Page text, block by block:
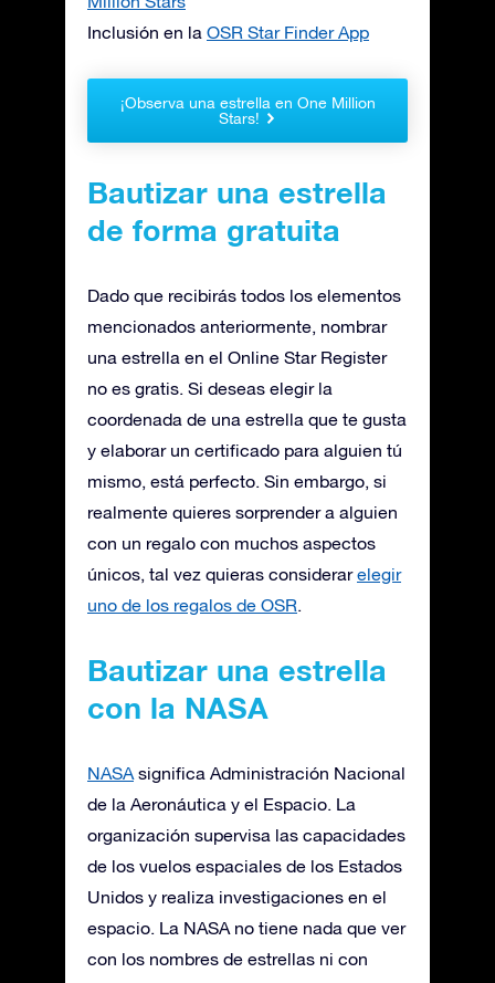
Inclusión en la OSR Star Finder App
¡Observa una estrella en One Million
Stars!
Bautizar una estrella
de forma gratuita
Dado que recibirás todos los elementos
mencionados anteriormente, nombrar
una estrella en el Online Star Register
no es gratis. Si deseas elegir la
coordenada de una estrella que te gusta
y elaborar un certificado para alguien tú
mismo, está perfecto. Sin embargo, si
realmente quieres sorprender a alguien
con un regalo con muchos aspectos
únicos, tal vez quieras considerarelegir
uno de los regalos de OSR.
Bautizar una estrella
con la NASA
NASA significa Administración Nacional
de la Aeronáutica y el Espacio. La
organización supervisa las capacidades
de los vuelos espaciales de los Estados
Unidos y realiza investigaciones en el
espacio. La NASA no tiene nada que ver
con los nombres de estrellas ni con